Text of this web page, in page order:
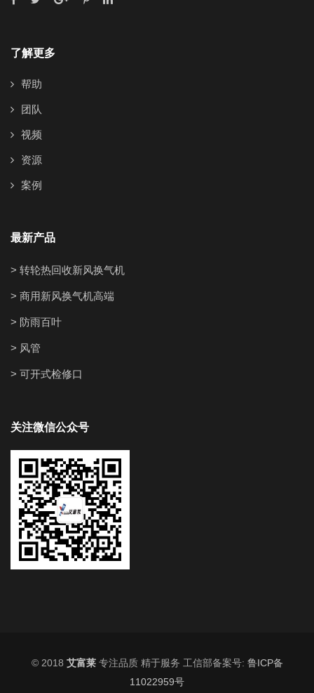
了解更多
帮助
团队
视频
资源
案例
最新产品
> 转轮热回收新风换气机
> 商用新风换气机高端
> 防雨百叶
> 风管
> 可开式检修口
关注微信公众号
© 2018 艾富莱专注品质 精于服务 工信部备案号: 鲁ICP备
11022959号